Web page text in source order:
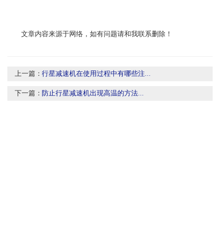
文章内容来源于网络，如有问题请和我联系删除！
上一篇：行星减速机在使用过程中有哪些注...
下一篇： 防止行星减速机出现高温的方法...